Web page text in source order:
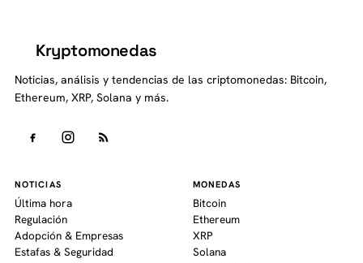
Kryptomonedas
Noticias, análisis y tendencias de las criptomonedas: Bitcoin,
Ethereum, XRP, Solana y más.
NOTICIAS
Última hora
Regulación
Adopción & Empresas
Estafas & Seguridad
MONEDAS
Bitcoin
Ethereum
XRP
Solana